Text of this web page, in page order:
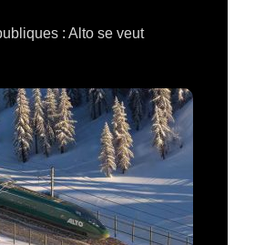
: Alto se veut